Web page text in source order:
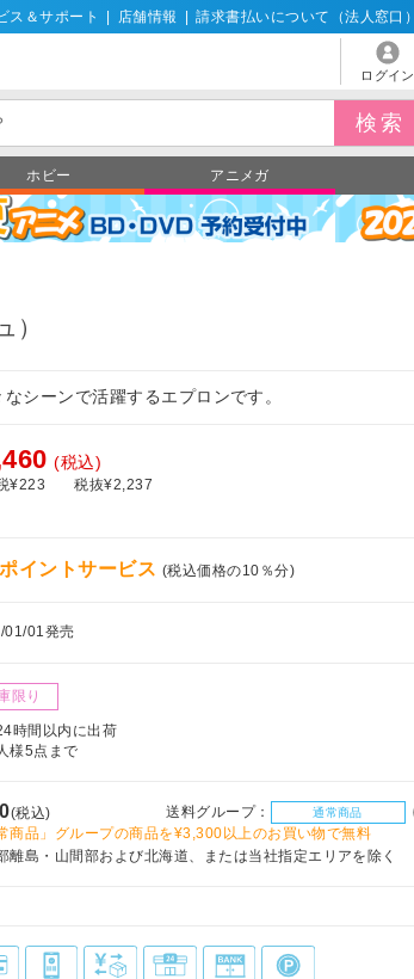
ス＆サポート 店舗情報 請求書払いについて（法人窓口）
ログイン
ホビー アニメガ
）
シーンで活躍するエプロンです。
(税込)
¥223 税抜¥2,237
イントサービス (税込価格の10％分)
01/01発売
限り
時間以内に出荷
様5点まで
(税込) 送料グループ： 通常商品
常商品」グループの商品を¥3,300以上のお買い物で無料
離島・山間部および北海道、または当社指定エリアを除く